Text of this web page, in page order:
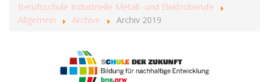
Berufsschule Industrielle Metall- und Elektroberufe
Allgemein
Archive Archiv 2019